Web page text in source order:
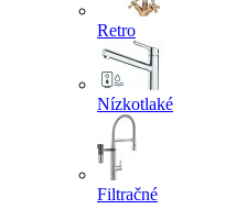
Retro
Nízkotlaké
Filtračné